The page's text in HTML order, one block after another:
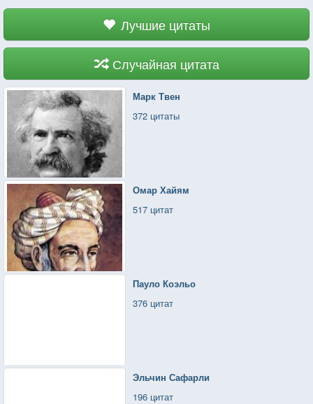
Лучшие цитаты
Случайная цитата
Марк Твен
372 цитаты
Омар Хайям
517 цитат
Пауло Коэльо
376 цитат
Эльчин Сафарли
196 цитат